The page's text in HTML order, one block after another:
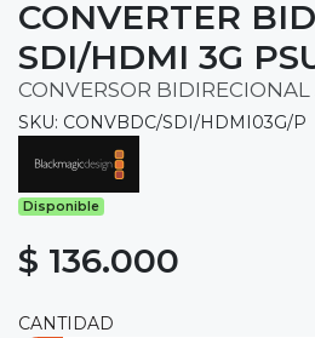
CONVERTER
SDI/HDMI 3G
CONVERSOR
SKU: CONVBDC/SDI/HDMI03G/P
Disponible
$ 136.000
CANTIDAD